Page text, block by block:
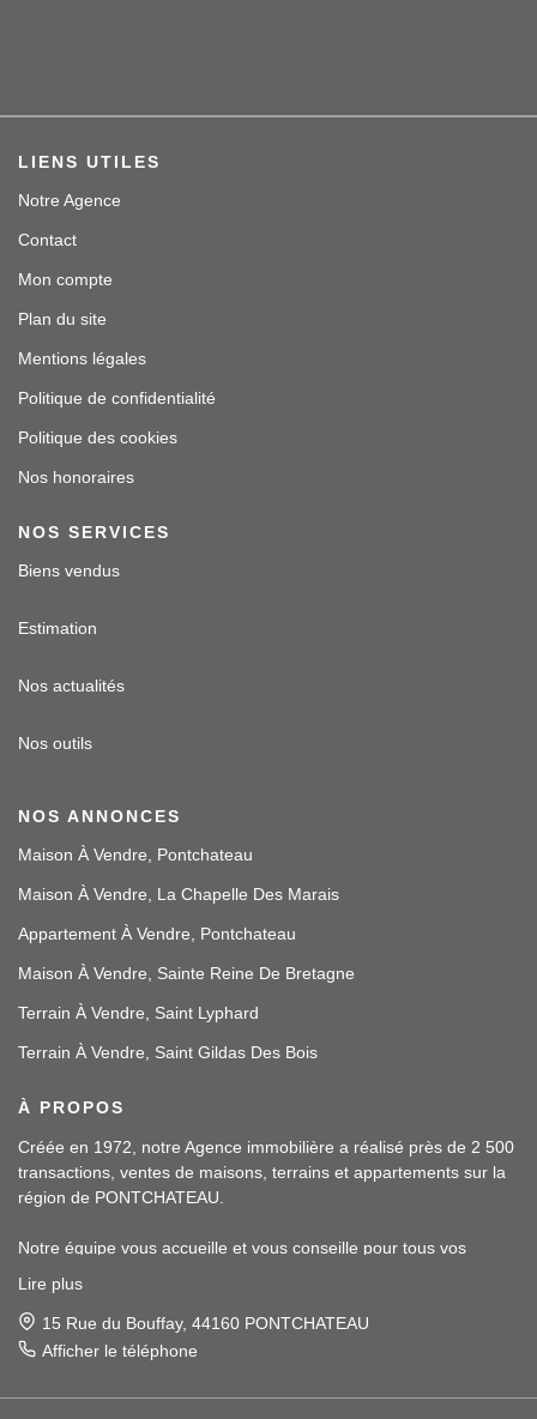
LIENS UTILES
Notre Agence
Contact
Mon compte
Plan du site
Mentions légales
Politique de confidentialité
Politique des cookies
Nos honoraires
NOS SERVICES
Biens vendus
Estimation
Nos actualités
Nos outils
NOS ANNONCES
Maison À Vendre, Pontchateau
Maison À Vendre, La Chapelle Des Marais
Appartement À Vendre, Pontchateau
Maison À Vendre, Sainte Reine De Bretagne
Terrain À Vendre, Saint Lyphard
Terrain À Vendre, Saint Gildas Des Bois
À PROPOS
Créée en 1972, notre Agence immobilière a réalisé près de 2 500
transactions, ventes de maisons, terrains et appartements sur la
région de PONTCHATEAU.
Notre équipe vous accueille et vous conseille pour tous vos
Notre assistante, Malory PINTE, sera à votre écoute et vous
apportera également ses services en location.
et vous accompagneront dans toutes vos démarches en
Lire plus
15 Rue du Bouffay, 44160 PONTCHATEAU
Afficher le téléphone